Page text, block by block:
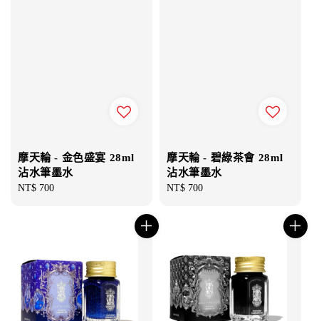
摩天輪 - 金色盛宴 28ml
沾水筆墨水
Regular
NT$ 700
摩天輪 - 碧綠茶會 28ml
沾水筆墨水
Regular
NT$ 700